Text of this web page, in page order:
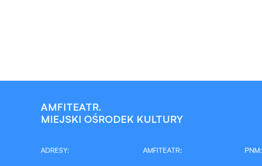
AMFITEATR.
MIEJSKI OŚRODEK KULTURY
ADRESY: AMFITEATR: PNM: